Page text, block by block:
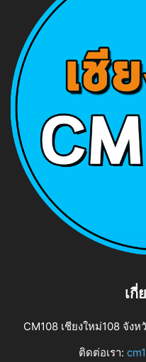
เกี่
CM108 เชียงใหม่108 จัง
ติดต่อเรา: